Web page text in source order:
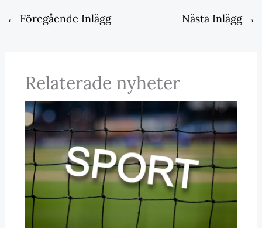
← Föregående Inlägg Nästa Inlägg →
Relaterade nyheter